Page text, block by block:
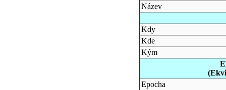
Název
Kdy
Kde
Kým
Epocha